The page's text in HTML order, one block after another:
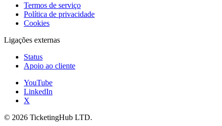
Termos de serviço
Política de privacidade
Cookies
Ligações externas
Status
Apoio ao cliente
YouTube
LinkedIn
X
© 2026 TicketingHub LTD.